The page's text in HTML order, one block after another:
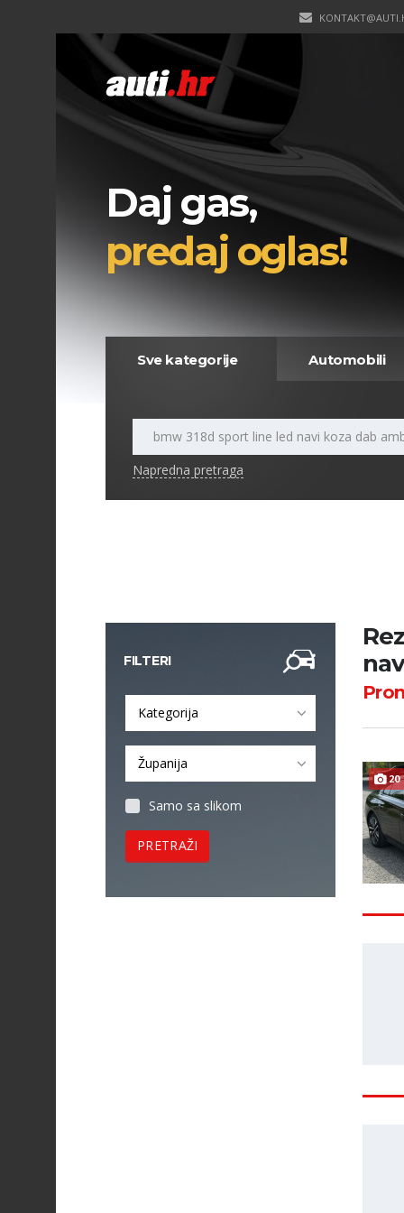
Daj gas,
predaj oglas!
Sve kategorije Automobili
Napredna pretraga
FILTERI
Kategorija
Županija
Samo sa slikom
PRETRAŽI
20